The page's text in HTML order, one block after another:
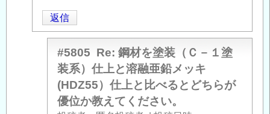
１
塗
系）
返信
#5805 Re: 鋼材を塗装（Ｃ－１塗
装系）仕上と溶融亜鉛メッキ
(HDZ55）仕上と比べるとどちらが
優位か教えてください。